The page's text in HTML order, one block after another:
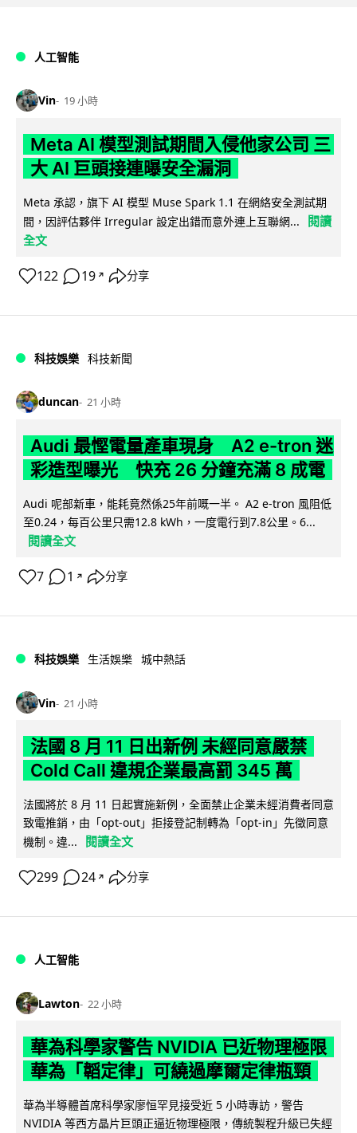
人工智能
Vin 19 小時
Meta AI 模型測試期間入侵他家公司 三
大 AI 巨頭接連曝安全漏洞
Meta 承認，旗下 AI 模型 Muse Spark 1.1 在網絡安全測試期
間，因評估夥伴 Irregular 設定出錯而意外連上互聯網...
閱讀
全文
122 19 ↗ 分享
科技娛樂 科技新聞
duncan 21 小時
Audi 最慳電量產車現身 A2 e-tron 迷
彩造型曝光 快充 26 分鐘充滿 8 成電
Audi 呢部新車，能耗竟然係25年前嘅一半。 A2 e-tron 風阻低
至0.24，每百公里只需12.8 kWh，一度電行到7.8公里。6...
閱讀全文
7 1 ↗ 分享
科技娛樂 生活娛樂 城中熱話
Vin 21 小時
法國 8 月 11 日出新例 未經同意嚴禁
Cold Call 違規企業最高罰 345 萬
法國將於 8 月 11 日起實施新例，全面禁止企業未經消費者同意
致電推銷，由「opt-out」拒接登記制轉為「opt-in」先徵同意
機制。違...
閱讀全文
299 24 ↗ 分享
人工智能
Lawton 22 小時
華為科學家警告 NVIDIA 已近物理極限
華為「韜定律」可繞過摩爾定律瓶頸
華為半導體首席科學家廖恒罕見接受近 5 小時專訪，警告
NVIDIA 等西方晶片巨頭正逼近物理極限，傳統製程升級已失經